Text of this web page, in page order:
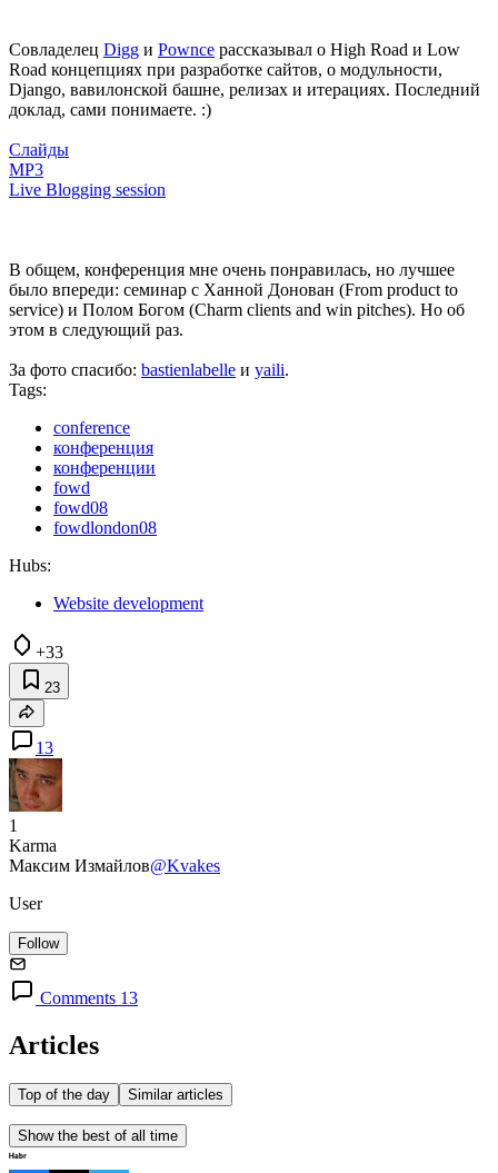
Совладелец Digg и Pownce рассказывал о High Road и Low
Road концепциях при разработке сайтов, о модульности,
Django, вавилонской башне, релизах и итерациях. Последний
доклад, сами понимаете. :)
Слайды
MP3
Live Blogging session
В общем, конференция мне очень понравилась, но лучшее
было впереди: семинар с Ханной Донован (From product to
service) и Полом Богом (Charm clients and win pitches). Но об
этом в следующий раз.
За фото спасибо: bastienlabelle и yaili.
Tags:
conference
конференция
конференции
fowd
fowd08
fowdlondon08
Hubs:
Website development
+33
23
13
1
Karma
Максим Измайлов@Kvakes
User
Follow
Comments 13
Articles
Top of the day Similar articles
Show the best of all time